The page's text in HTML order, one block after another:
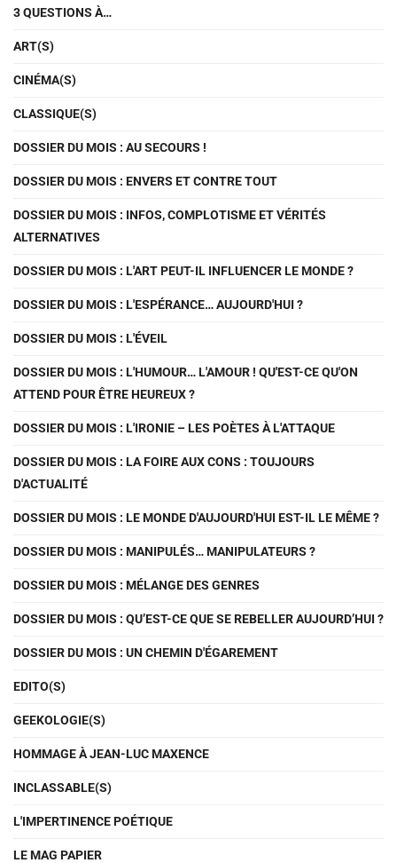
3 QUESTIONS À…
ART(S)
CINÉMA(S)
CLASSIQUE(S)
DOSSIER DU MOIS : AU SECOURS !
DOSSIER DU MOIS : ENVERS ET CONTRE TOUT
DOSSIER DU MOIS : INFOS, COMPLOTISME ET VÉRITÉS
ALTERNATIVES
DOSSIER DU MOIS : L'ART PEUT-IL INFLUENCER LE MONDE ?
DOSSIER DU MOIS : L'ESPÉRANCE… AUJOURD'HUI ?
DOSSIER DU MOIS : L'ÉVEIL
DOSSIER DU MOIS : L'HUMOUR… L'AMOUR ! QU'EST-CE QU'ON
ATTEND POUR ÊTRE HEUREUX ?
DOSSIER DU MOIS : L'IRONIE – LES POÈTES À L'ATTAQUE
DOSSIER DU MOIS : LA FOIRE AUX CONS : TOUJOURS
D'ACTUALITÉ
DOSSIER DU MOIS : LE MONDE D'AUJOURD'HUI EST-IL LE MÊME ?
DOSSIER DU MOIS : MANIPULÉS… MANIPULATEURS ?
DOSSIER DU MOIS : MÉLANGE DES GENRES
DOSSIER DU MOIS : QU’EST-CE QUE SE REBELLER AUJOURD’HUI ?
DOSSIER DU MOIS : UN CHEMIN D'ÉGAREMENT
EDITO(S)
GEEKOLOGIE(S)
HOMMAGE À JEAN-LUC MAXENCE
INCLASSABLE(S)
L'IMPERTINENCE POÉTIQUE
LE MAG PAPIER